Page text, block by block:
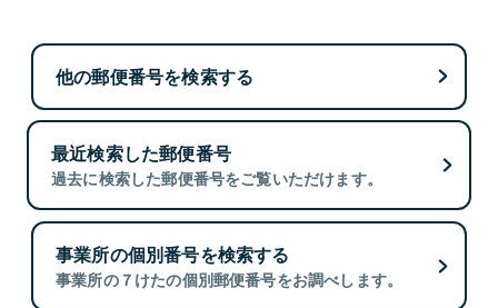
他の郵便番号を検索する
最近検索した郵便番号
過去に検索した郵便番号をご覧いただけます。
事業所の個別番号を検索する
事業所の７けたの個別郵便番号をお調べします。